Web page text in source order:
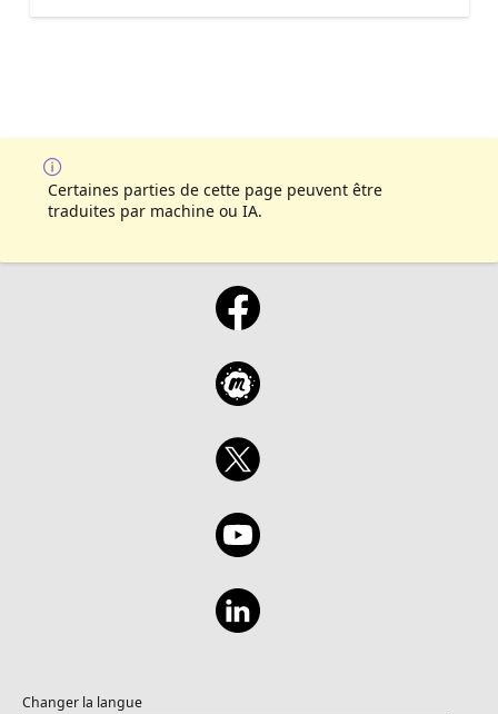
Certaines parties de cette page peuvent être
traduites par machine ou IA.
Changer la langue